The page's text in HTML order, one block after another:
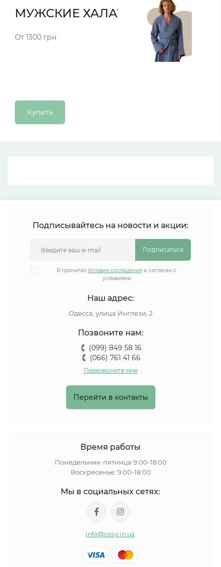
МУЖСКИЕ ХАЛАТЫ
От 1300 грн
Купить
Подписывайтесь на новости и акции:
Подписаться
Я прочитал Условия соглашения и согласен с
условиями
Наш адрес:
Одесса, улица Инглези, 2
Позвоните нам:
(099) 849 58 16
(066) 761 41 66
Перезвоните мне
Перейти в контакты
Время работы
Понедельник-пятница 9:00-18:00
Воскресенье: 9:00-18:00
Мы в социальных сетях:
info@cosy.in.ua